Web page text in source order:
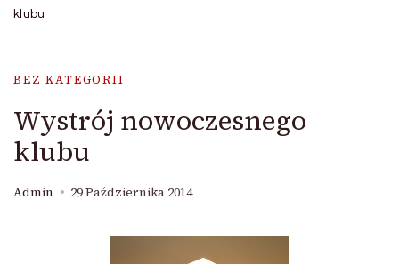
klubu
BEZ KATEGORII
Wystrój nowoczesnego
klubu
Admin 29 Października 2014